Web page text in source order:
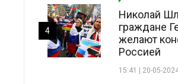
Николай
граждане
желают
Россией
15:41 | 20-05-
4